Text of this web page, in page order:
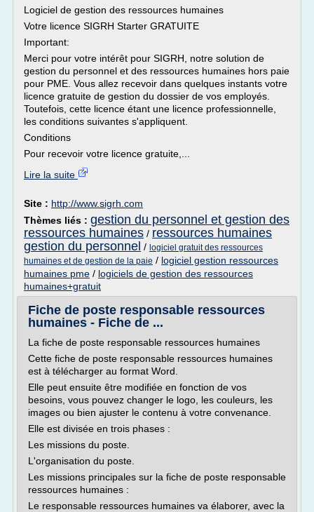
Logiciel de gestion des ressources humaines
Votre licence SIGRH Starter GRATUITE
Important:
Merci pour votre intérêt pour SIGRH, notre solution de
gestion du personnel et des ressources humaines hors paie
pour PME. Vous allez recevoir dans quelques instants votre
licence gratuite de gestion du dossier de vos employés.
Toutefois, cette licence étant une licence professionnelle,
les conditions suivantes s'appliquent.
Conditions
Pour recevoir votre licence gratuite,...
Lire la suite
Site : http://www.sigrh.com
Thèmes liés : gestion du personnel et gestion des
ressources humaines / ressources humaines
gestion du personnel / logiciel gratuit des ressources
humaines et de gestion de la paie / logiciel gestion ressources
humaines pme / logiciels de gestion des ressources
humaines+gratuit
Fiche de poste responsable ressources
humaines - Fiche de ...
La fiche de poste responsable ressources humaines
Cette fiche de poste responsable ressources humaines
est à télécharger au format Word.
Elle peut ensuite être modifiée en fonction de vos
besoins, vous pouvez changer le logo, les couleurs, les
images ou bien ajuster le contenu à votre convenance.
Elle est divisée en trois phases :
Les missions du poste.
L'organisation du poste.
Les missions principales sur la fiche de poste responsable
ressources humaines :
Le responsable ressources humaines va élaborer, avec la